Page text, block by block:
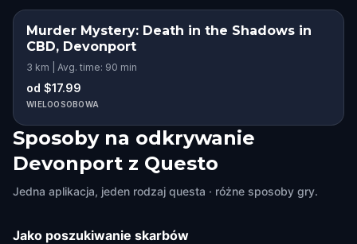
Murder Mystery: Death in the Shadows in
CBD, Devonport
3 km | Avg. time: 90 min
od $17.99
WIELOOSOBOWA
Sposoby na odkrywanie
Devonport z Questo
Jedna aplikacja, jeden rodzaj questa · różne sposoby gry.
Jako poszukiwanie skarbów